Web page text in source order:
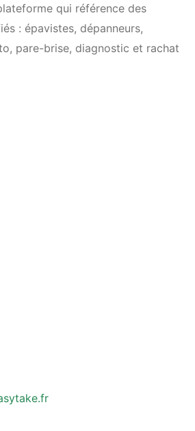
qui référence des
: épavistes, dépanneurs,
pare-brise, diagnostic et rachat